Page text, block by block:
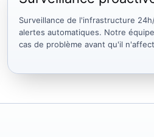
Surveillance de l'infrastructure
alertes automatiques. Notre
cas de problème avant qu'il